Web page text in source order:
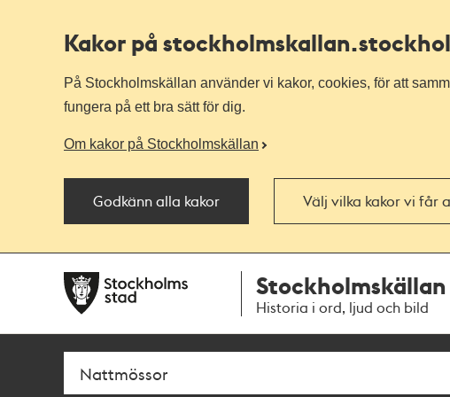
Kakor på stockholmskallan
På Stockholmskällan använder vi kakor, cookies, för att
fungera på ett bra sätt för dig.
Om kakor på Stockholmskällan
Godkänn alla kakor Välj vilka kakor vi får
navigationen
huvudinnehållet
Stockholmskällan
Historia i ord, ljud och bild
Sök